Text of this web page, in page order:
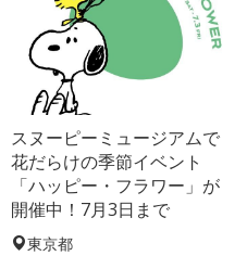
スヌーピーミュージアムで
花だらけの季節イベント
「ハッピー・フラワー」が
開催中！7月3日まで
東京都